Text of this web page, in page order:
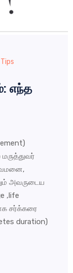
எந்த
அவருடைய
,life
சர்க்கரை
duration)